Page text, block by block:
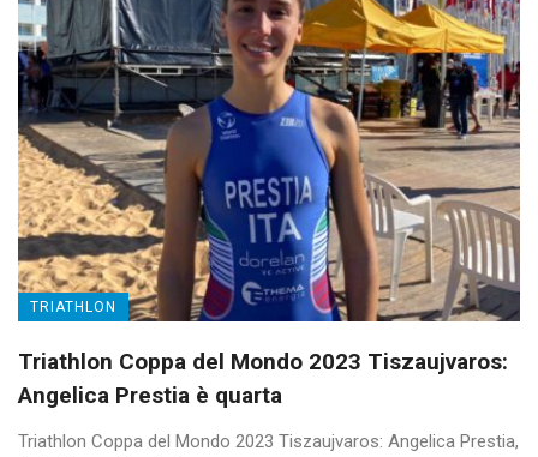
TRIATHLON
Triathlon Coppa del Mondo 2023 Tiszaujvaros:
Angelica Prestia è quarta
Triathlon Coppa del Mondo 2023 Tiszaujvaros: Angelica Prestia,